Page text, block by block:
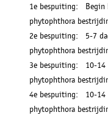
1e bespuiting:
phytophthora
2e bespuiting: 5-7
phytophthora
3e bespuiting: 10-
phytophthora
4e bespuiting: 10-
phytophthora